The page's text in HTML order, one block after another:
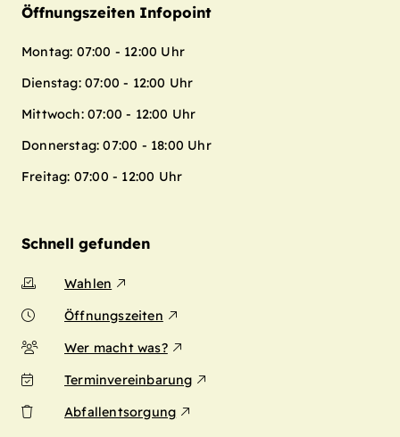
Öffnungszeiten Infopoint
Montag: 07:00 - 12:00 Uhr
Dienstag: 07:00 - 12:00 Uhr
Mittwoch: 07:00 - 12:00 Uhr
Donnerstag: 07:00 - 18:00 Uhr
Freitag: 07:00 - 12:00 Uhr
Schnell gefunden
Wahlen
Öffnungszeiten
Wer macht was?
Terminvereinbarung
Abfallentsorgung